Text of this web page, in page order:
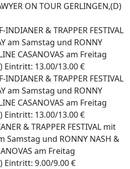
ON TOUR GERLINGEN,(D)
& TRAPPER FESTIVAL
am Samstag und RONNY
CASANOVAS am Freitag
Eintritt: 13.00/13.00 €
& TRAPPER FESTIVAL
am Samstag und RONNY
CASANOVAS am Freitag
Eintritt: 13.00/13.00 €
& TRAPPER FESTIVAL mit
Samstag und RONNY NASH &
am Freitag
Eintritt: 9.00/9.00 €